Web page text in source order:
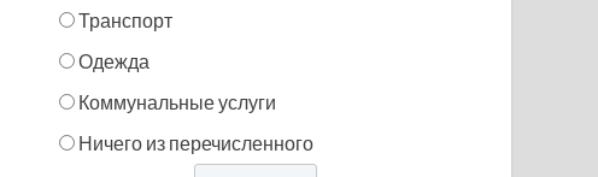
Транспорт
Одежда
Коммунальные услуги
Ничего из перечисленного